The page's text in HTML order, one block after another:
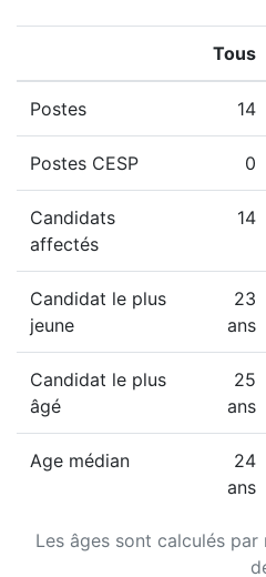
Les âges sont calculés
Tous
Postes 14
Postes CESP 0
Candidats
affectés
14
Candidat le plus
jeune
23
ans
Candidat le plus
âgé
25
ans
Age médian
24
ans